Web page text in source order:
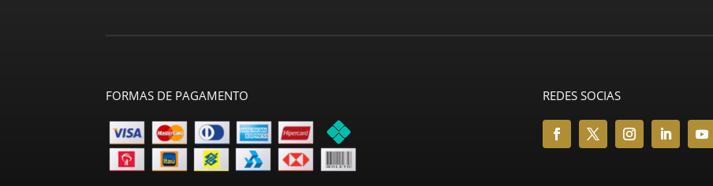
FORMAS DE PAGAMENTO REDES SOCIAS